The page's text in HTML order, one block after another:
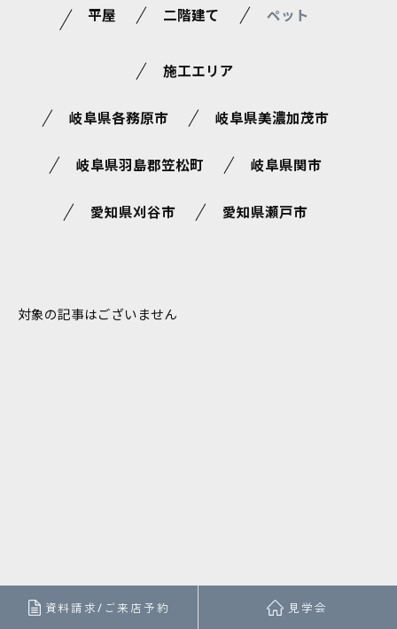
平屋 二階建て ペット
施工エリア
岐阜県各務原市 岐阜県美濃加茂市
岐阜県羽島郡笠松町 岐阜県関市
愛知県刈谷市 愛知県瀬戸市
対象の記事はございません
資料請求/ご来店予約 見学会
お問い合わせ・ご相談はこちら